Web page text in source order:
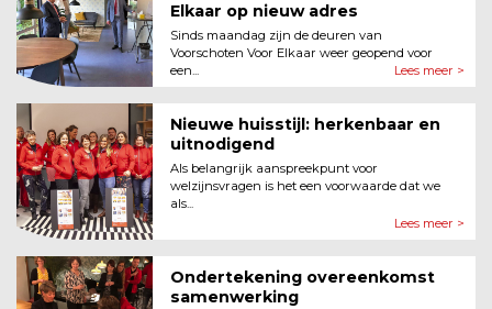
Elkaar op nieuw adres
Sinds maandag zijn de deuren van
Voorschoten Voor Elkaar weer geopend voor
een...
Lees meer >
Nieuwe huisstijl: herkenbaar en
uitnodigend
Als belangrijk aanspreekpunt voor
welzijnsvragen is het een voorwaarde dat we
als...
Lees meer >
Ondertekening overeenkomst
samenwerking